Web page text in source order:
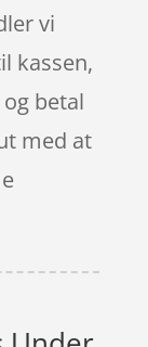
vi
kassen,
betal
med at